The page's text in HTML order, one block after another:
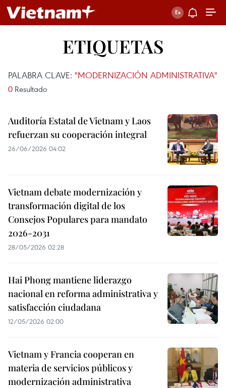
ETIQUETAS
PALABRA CLAVE: "MODERNIZACIÓN ADMINISTRATIVA"
0 Resultado
Auditoría Estatal de Vietnam y Laos
refuerzan su cooperación integral
26/06/2026 04:02
Vietnam debate modernización y
transformación digital de los
Consejos Populares para mandato
2026-2031
28/05/2026 02:28
Hai Phong mantiene liderazgo
nacional en reforma administrativa y
satisfacción ciudadana
12/05/2026 02:00
Vietnam y Francia cooperan en
materia de servicios públicos y
modernización administrativa